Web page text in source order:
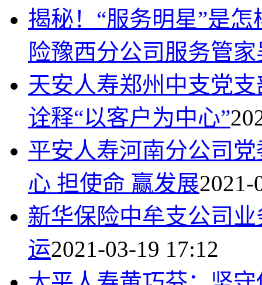
揭秘！“服务明星”是
险豫西分公司服务管
天安人寿郑州中支党
诠释“以客户为中心”
平安人寿河南分公司
心 担使命 赢发展2021-
新华保险中牟支公司
运2021-03-19 17:12